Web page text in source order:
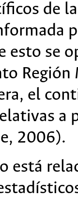
de
esto se
el
a
2006).
está